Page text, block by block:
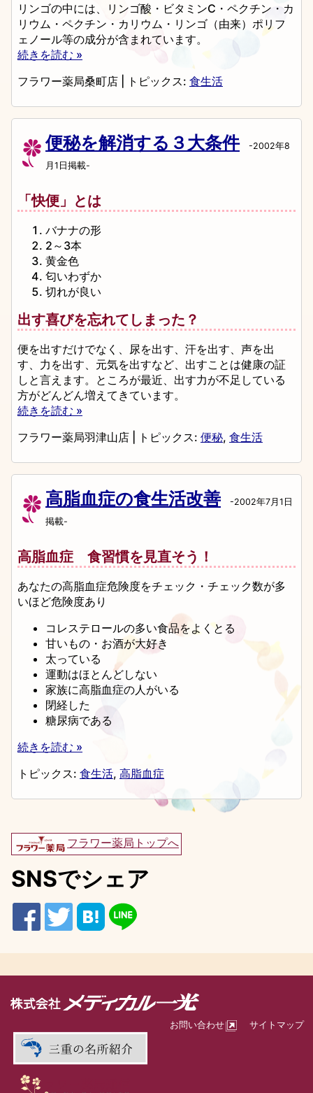
リンゴの中には、リンゴ酸・ビタミンC・ペクチン・カ
リウム・ペクチン・カリウム・リンゴ（由来）ポリフ
ェノール等の成分が含まれています。
続きを読む »
フラワー薬局桑町店
トピックス: 食生活
便秘を解消する３大条件-2002年8
月1日掲載-
「快便」とは
バナナの形
2～3本
黄金色
匂いわずか
切れが良い
出す喜びを忘れてしまった？
便を出すだけでなく、尿を出す、汗を出す、声を出
す、力を出す、元気を出すなど、出すことは健康の証
しと言えます。ところが最近、出す力が不足している
方がどんどん増えてきています。
続きを読む »
フラワー薬局羽津山店
トピックス: 便秘, 食生活
高脂血症の食生活改善 -2002年7月1日
掲載-
高脂血症 食習慣を見直そう！
あなたの高脂血症危険度をチェック・チェック数が多
いほど危険度あり
コレステロールの多い食品をよくとる
甘いもの・お酒が大好き
太っている
運動はほとんどしない
家族に高脂血症の人がいる
閉経した
糖尿病である
続きを読む »
トピックス: 食生活, 高脂血症
フラワー薬局トップへ
SNSでシェア
お問い合わせ サイトマップ